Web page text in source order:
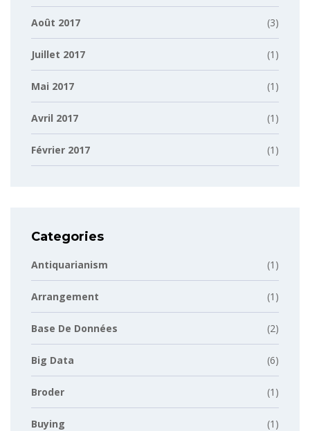
Août 2017 (3)
Juillet 2017 (1)
Mai 2017 (1)
Avril 2017 (1)
Février 2017 (1)
Categories
Antiquarianism (1)
Arrangement (1)
Base De Données (2)
Big Data (6)
Broder (1)
Buying (1)